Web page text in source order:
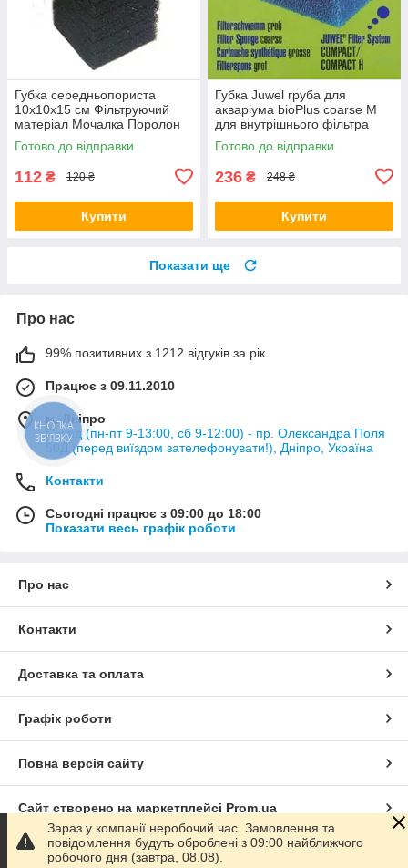
Губка середньопориста
10х10х15 см Фільтруючий
матеріал Мочалка Поролон
для головки Resun 35ppi,
53616
Готово до відправки
112 ₴ 120 ₴
Купити
Губка Juwel груба для
акваріума bioPlus coarse M
для внутрішнього фільтра
Bioflow M (*)
Готово до відправки
236 ₴ 248 ₴
Купити
Показати ще
Про нас
99% позитивних з 1212 відгуків за рік
Працює з 09.11.2010
м. Дніпро
Склад (пн-пт 9-13:00, сб 9-12:00) - пр. Олександра Поля
50Д (перед виїздом зателефонувати!), Дніпро, Україна
Контакти
Сьогодні працює з 09:00 до 18:00
Показати весь графік роботи
Про нас
Контакти
Доставка та оплата
Графік роботи
Повна версія сайту
Сайт створено на маркетплейсі Prom.ua
Політика конфіденційності
Зараз у компанії неробочий час. Замовлення та
повідомлення будуть оброблені з 09:00 найближчого
робочого дня (завтра, 08.08).
КНОПКА
ЗВ'ЯЗКУ